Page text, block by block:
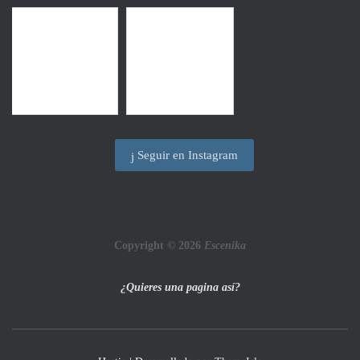
Seguir en Instagram
Copyright © 2026 Escenika
¿Quieres una pagina así?